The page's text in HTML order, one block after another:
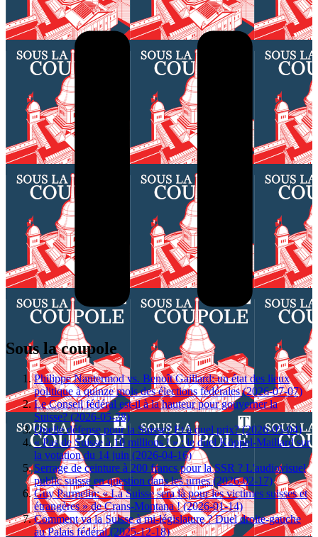
Sous la coupole
Philippe Nantermod vs. Benoît Gaillard: un état des lieux
politique à quinze mois des élections fédérales (2026-07-07)
Le Conseil fédéral est-il à la hauteur pour gouverner la
Suisse? (2026-05-28)
Quelle défense pour la Suisse? Et à quel prix? (2026-05-04)
« Pas de Suisse à 10 millions ! » : le duel Köppel-Maillard sur
la votation du 14 juin (2026-04-16)
Serrage de ceinture à 200 francs pour la SSR ? L'audiovisuel
public suisse en question dans les urnes (2026-02-17)
Guy Parmelin: « La Suisse sera là pour les victimes suisses et
étrangères » de Crans-Montana ! (2026-01-14)
Comment va la Suisse à mi-législature ? Duel droite-gauche
au Palais fédéral (2025-12-18)